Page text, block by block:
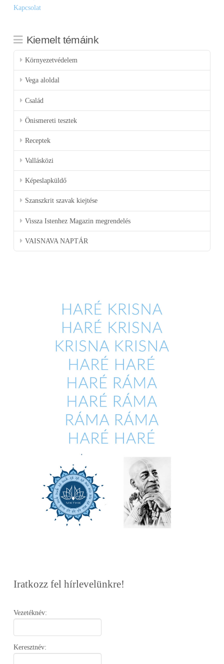
Kapcsolat
Kiemelt témáink
Környezetvédelem
Vega aloldal
Család
Önismereti tesztek
Receptek
Vallásközi
Képeslapküldő
Szanszkrit szavak kiejtése
Vissza Istenhez Magazin megrendelés
VAISNAVA NAPTÁR
Iratkozz fel hírlevelünkre!
Vezetéknév:
Keresztnév: